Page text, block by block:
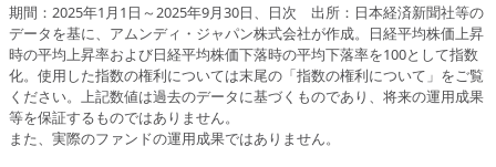
期間：2025年1月1日～2025年9月30日、日次 出所：日本経済新聞社等の
データを基に、アムンディ・ジャパン株式会社が作成。日経平均株価上昇
時の平均上昇率および日経平均株価下落時の平均下落率を100として指数
化。使用した指数の権利については末尾の「指数の権利について」をご覧
ください。上記数値は過去のデータに基づくものであり、将来の運用成果
等を保証するものではありません。
また、実際のファンドの運用成果ではありません。